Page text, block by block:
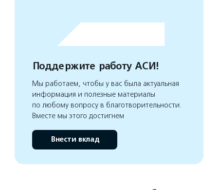
Поддержите работу АСИ!
Мы работаем, чтобы у вас была актуальная
информация и полезные материалы
по любому вопросу в благотворительности.
Вместе мы этого достигнем
Внести вклад